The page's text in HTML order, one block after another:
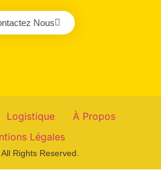
Nous
Logistique
À Propos
Légales
Rights Reserved.